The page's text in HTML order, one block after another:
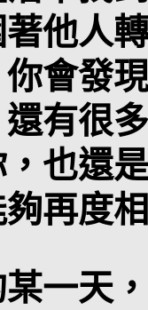
他人
會發
有很
也還
再度
一天